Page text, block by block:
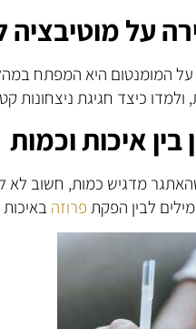
על מוטיבציה
המומנטום היא המפתח
ולמדו כיצד חגיגת ניצחונות
בין איכות וכמות
מדגיש כמות, חשוב לא
לבין הפקת פרוזה